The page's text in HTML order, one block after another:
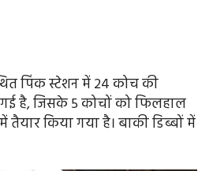
पिंक स्टेशन में 24 कोच की
है, जिसके 5 कोचों को फिलहाल
किया गया है। बाकी डिब्बों में